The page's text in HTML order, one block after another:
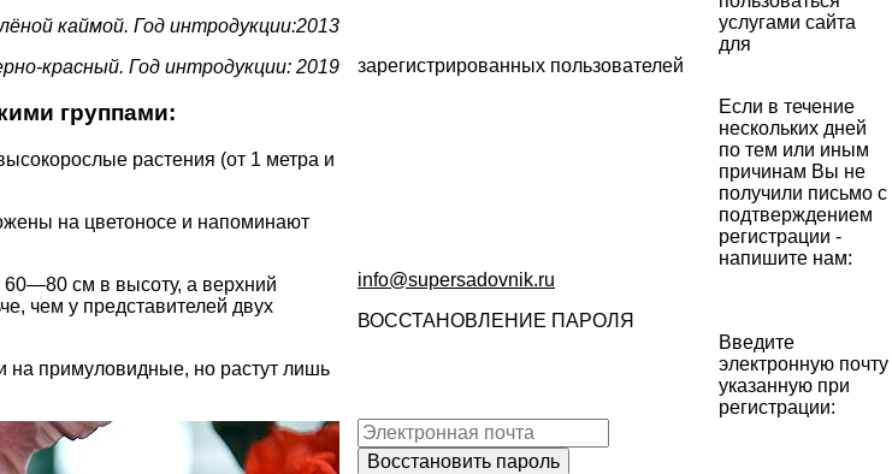
каймой. Год интродукции:2013
красный. Год интродукции: 2019
группами:
растения (от 1 метра и
на цветоносе и напоминают
см в высо­ту, а верхний
чем у представителей двух
на примуловидные, но растут лишь
услугами сайта
для
зарегистрированных пользователей
Если в течение
нескольких дней
по тем или иным
причинам Вы не
получили письмо с
подтверждением
регистрации -
напишите нам:
info@supersadovnik.ru
ВОССТАНОВЛЕНИЕ ПАРОЛЯ
Введите
электронную почту
указанную при
регистрации: